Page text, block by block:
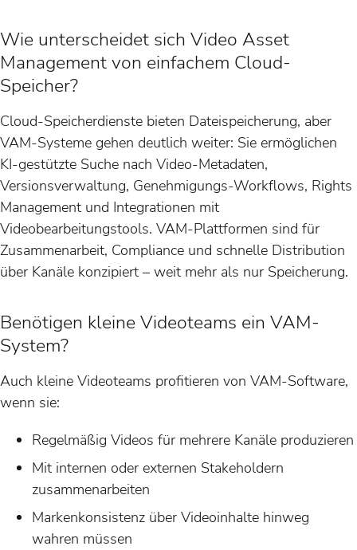
Wie unterscheidet sich Video Asset
Management von einfachem Cloud-
Speicher?
Cloud-Speicherdienste bieten Dateispeicherung, aber
VAM-Systeme gehen deutlich weiter: Sie ermöglichen
KI-gestützte Suche nach Video-Metadaten,
Versionsverwaltung, Genehmigungs-Workflows, Rights
Management und Integrationen mit
Videobearbeitungstools. VAM-Plattformen sind für
Zusammenarbeit, Compliance und schnelle Distribution
über Kanäle konzipiert – weit mehr als nur Speicherung.
Benötigen kleine Videoteams ein VAM-
System?
Auch kleine Videoteams profitieren von VAM-Software,
wenn sie:
Regelmäßig Videos für mehrere Kanäle produzieren
Mit internen oder externen Stakeholdern
zusammenarbeiten
Markenkonsistenz über Videoinhalte hinweg
wahren müssen